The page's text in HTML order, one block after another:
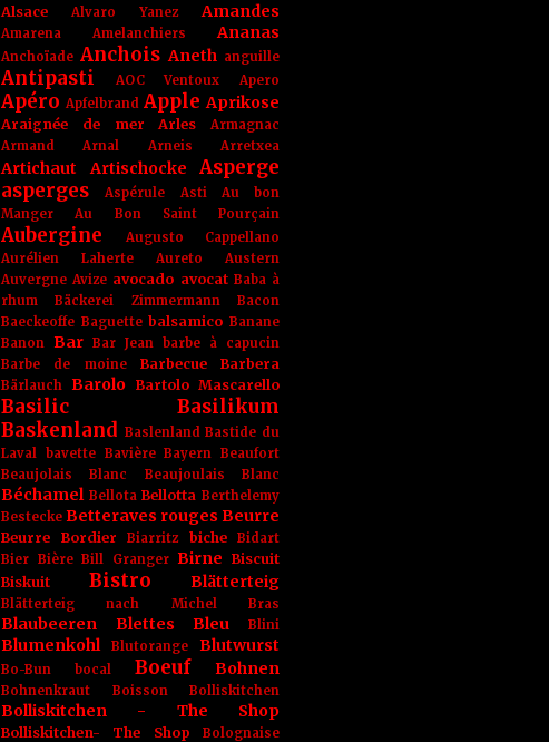
Alsace
Alvaro Yanez Amandes
Amarena Amelanchiers Ananas
Anchoïade Anchois Aneth anguille
Antipasti AOC Ventoux Apero
Apéro Apfelbrand Apple Aprikose
Araignée de mer Arles
Armagnac
Armand Arnal
Arneis Arretxea
Artichaut Artischocke
Asperge
asperges
Aspérule Asti
Au bon
Manger
Au Bon Saint Pourçain
Aubergine
Augusto Cappellano
Aurélien Laherte
Aureto
Austern
Auvergne Avize avocado avocat Baba à
rhum
Bäckerei Zimmermann
Bacon
Baeckeoffe Baguette balsamico Banane
Banon Bar Bar Jean
barbe à capucin
Barbe de moine
Barbecue Barbera
Bärlauch Barolo Bartolo Mascarello
Basilic
Basilikum
Baskenland Baslenland Bastide du
Laval
bavette Bavière Bayern Beaufort
Beaujolais Blanc
Beaujoulais Blanc
Béchamel Bellota Bellotta Berthelemy
Bestecke Betteraves rouges Beurre
Beurre Bordier Biarritz biche
Bidart
Bier Bière Bill Granger Birne
Biscuit
Biskuit
Bistro Blätterteig
Blätterteig nach Michel Bras
Blaubeeren Blettes Bleu Blini
Blumenkohl Blutorange Blutwurst
Bo-Bun bocal Boeuf Bohnen
Bohnenkraut Boisson Bolliskitchen
Bolliskitchen - The Shop
Bolliskitchen- The Shop
Bolognaise